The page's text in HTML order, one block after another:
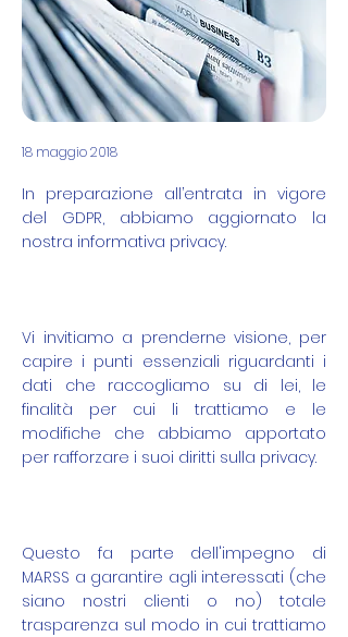
18 maggio 2018
In preparazione all’entrata in vigore
del GDPR, abbiamo aggiornato la
nostra informativa privacy.
Vi invitiamo a prenderne visione, per
capire i punti essenziali riguardanti i
dati che raccogliamo su di lei, le
finalità per cui li trattiamo e le
modifiche che abbiamo apportato
per rafforzare i suoi diritti sulla privacy.
Questo fa parte dell'impegno di
MARSS a garantire agli interessati (che
siano nostri clienti o no) totale
trasparenza sul modo in cui trattiamo